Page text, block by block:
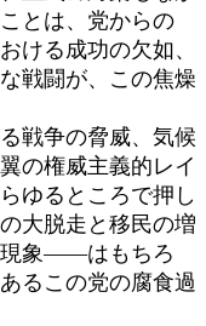
とは、党からの
ける成功の欠如、
戦闘が、この焦燥
戦争の脅威、気候
の権威主義的レイ
ゆるところで押し
大脱走と移民の増
現象――はもちろ
るこの党の腐食過